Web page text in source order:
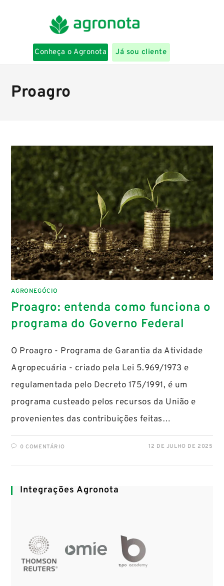
Conheça o Agronota Já sou cliente
Proagro
AGRONEGÓCIO
Proagro: entenda como funciona o
programa do Governo Federal
O Proagro - Programa de Garantia da Atividade
Agropecuária - criado pela Lei 5.969/1973 e
regulamentada pelo Decreto 175/1991, é um
programa custeado pelos recursos da União e
provenientes das contribuições feitas…
0 COMENTÁRIO 12 DE JULHO DE 2025
Integrações Agronota